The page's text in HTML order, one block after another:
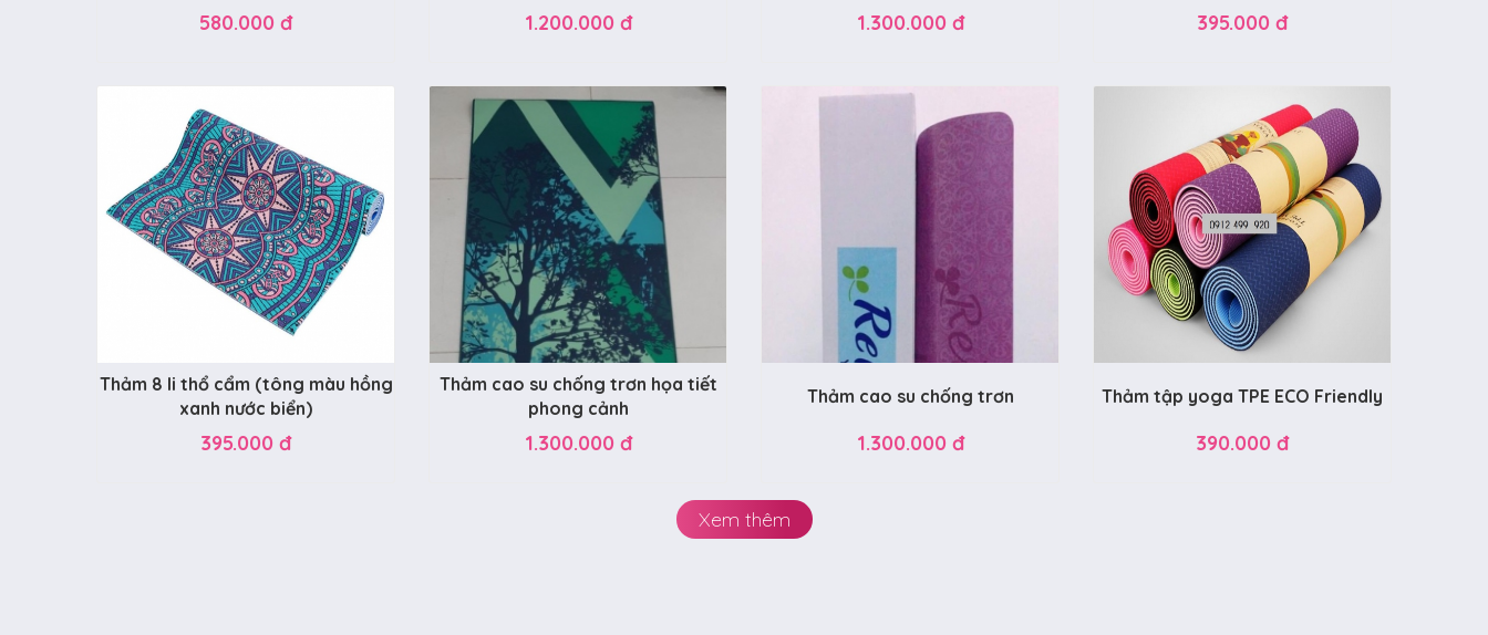
580.000 đ 1.200.000 đ 1.300.000 đ 395.000 đ
Thảm 8 li thổ cẩm (tông màu hồng
xanh nước biển)
395.000 đ
Thảm cao su chống trơn họa tiết
phong cảnh
1.300.000 đ
Thảm cao su chống trơn
1.300.000 đ
Thảm tập yoga TPE ECO Friendly
390.000 đ
Xem thêm